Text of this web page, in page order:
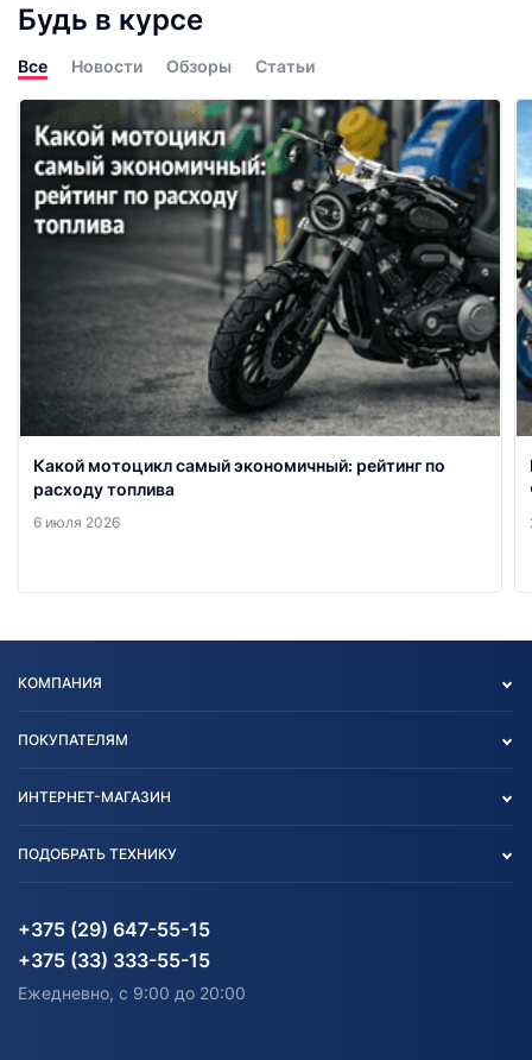
Будь в курсе
Все Новости Обзоры Статьи
Какой мотоцикл самый экономичный: рейтинг по
расходу топлива
6 июля 2026
КОМПАНИЯ
Блог
Карта сайта
ПОКУПАТЕЛЯМ
Согласие на обработку
Информация до получения
согласия на обработку
Доставка
ИНТЕРНЕТ-МАГАЗИН
Агротехника
Водный транспорт
Электротранспорт
Здоровье
ПОДОБРАТЬ ТЕХНИКУ
Агротехника
Электротранспорт
+375 (29) 647-55-15
+375 (33) 333-55-15
Ежедневно, с 9:00 до 20:00